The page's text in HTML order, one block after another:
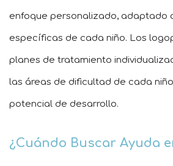
enfoque personalizado, adaptado
específicas de cada niño. Los
planes de tratamiento
las áreas de dificultad de cada
potencial de desarrollo.
¿Cuándo Buscar Ayuda